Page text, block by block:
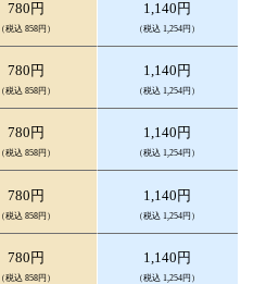
780円
（税込 858円）
1,140円
（税込 1,254円）
780円
（税込 858円）
1,140円
（税込 1,254円）
780円
（税込 858円）
1,140円
（税込 1,254円）
780円
（税込 858円）
1,140円
（税込 1,254円）
780円
（税込 858円）
1,140円
（税込 1,254円）